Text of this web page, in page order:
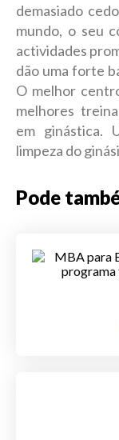
demasiado
mundo, o seu
actividades
dão uma forte
O melhor
melhores
em ginástica.
limpeza do
Pode